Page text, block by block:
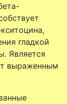
гладкой
Является
выраженным